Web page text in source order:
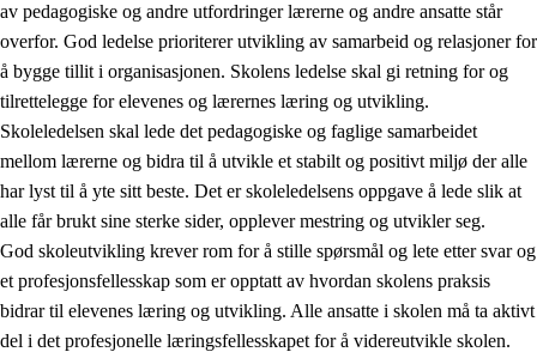
av pedagogiske og andre utfordringer lærerne og andre ansatte står
overfor. God ledelse prioriterer utvikling av samarbeid og relasjoner for
å bygge tillit i organisasjonen. Skolens ledelse skal gi retning for og
tilrettelegge for elevenes og lærernes læring og utvikling.
Skoleledelsen skal lede det pedagogiske og faglige samarbeidet
mellom lærerne og bidra til å utvikle et stabilt og positivt miljø der alle
har lyst til å yte sitt beste. Det er skoleledelsens oppgave å lede slik at
alle får brukt sine sterke sider, opplever mestring og utvikler seg.
God skoleutvikling krever rom for å stille spørsmål og lete etter svar og
et profesjonsfellesskap som er opptatt av hvordan skolens praksis
bidrar til elevenes læring og utvikling. Alle ansatte i skolen må ta aktivt
del i det profesjonelle læringsfellesskapet for å videreutvikle skolen.